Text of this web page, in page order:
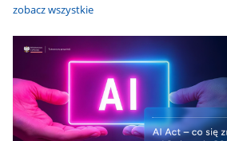
zobacz wszystkie